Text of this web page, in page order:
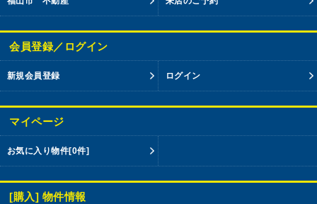
会員登録／ログイン
新規会員登録 ログイン
マイページ
お気に入り物件[0件]
[購入] 物件情報